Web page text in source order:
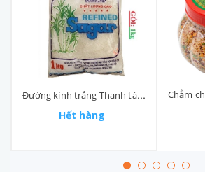
Đường kính trắng Thanh tài túi 1kg
Hết hàng